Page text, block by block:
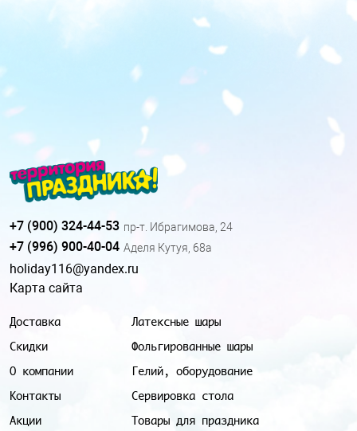
Доставка
Скидки
О компании
Контакты
Акции
Латексные шары
Фольгированные шары
Гелий, оборудование
Сервировка стола
Товары для праздника
+7 (900) 324-44-53 пр-т. Ибрагимова, 24
+7 (996) 900-40-04 Аделя Кутуя, 68а
holiday116@yandex.ru
Карта сайта